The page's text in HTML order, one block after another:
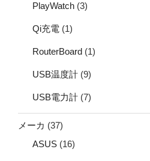
PlayWatch (3)
Qi充電 (1)
RouterBoard (1)
USB温度計 (9)
USB電力計 (7)
メーカ (37)
ASUS (16)